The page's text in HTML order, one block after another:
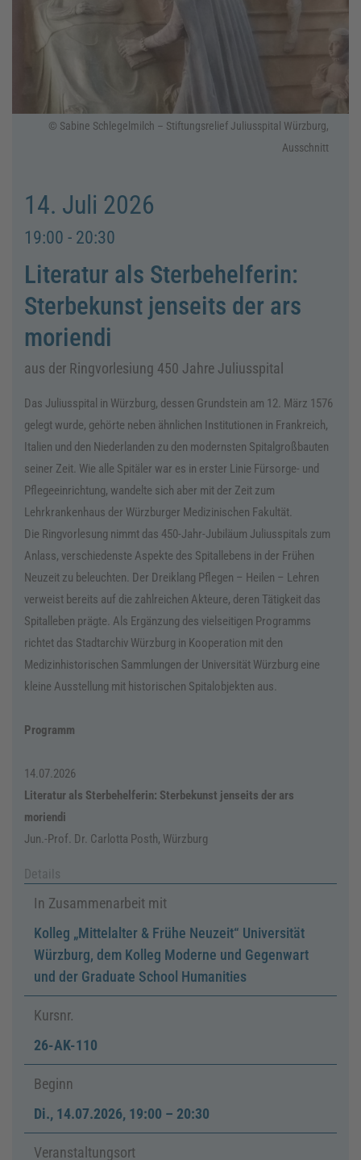
© Sabine Schlegelmilch – Stiftungsrelief Juliusspital Würzburg,
Ausschnitt
14. Juli 2026
19:00 - 20:30
Literatur als Sterbehelferin:
Sterbekunst jenseits der ars
moriendi
aus der Ringvorlesiung 450 Jahre Juliusspital
Das Juliusspital in Würzburg, dessen Grundstein am 12. März 1576
gelegt wurde, gehörte neben ähnlichen Institutionen in Frankreich,
Italien und den Niederlanden zu den modernsten Spitalgroßbauten
seiner Zeit. Wie alle Spitäler war es in erster Linie Fürsorge- und
Pflegeeinrichtung, wandelte sich aber mit der Zeit zum
Lehrkrankenhaus der Würzburger Medizinischen Fakultät.
Die Ringvorlesung nimmt das 450-Jahr-Jubiläum Juliusspitals zum
Anlass, verschiedenste Aspekte des Spitallebens in der Frühen
Neuzeit zu beleuchten. Der Dreiklang Pflegen – Heilen – Lehren
verweist be­reits auf die zahlreichen Akteure, deren Tätigkeit das
Spitalleben präg­te. Als Ergänzung des vielseitigen Programms
richtet das Stadtarchiv Würzburg in Kooperation mit den
Medizinhistorischen Sammlungen der Universität Würzburg eine
kleine Ausstellung mit historischen Spitalobjekten aus.
Programm
14.07.2026
Literatur als Sterbehelferin: Sterbekunst jenseits der ars
moriendi
Jun.-Prof. Dr. Carlotta Posth, Würzburg
Details
In Zusammenarbeit mit
Kolleg „Mittelalter & Frühe Neuzeit“ Universität
Würzburg, dem Kolleg Moderne und Gegenwart
und der Graduate School Humanities
Kursnr.
26-AK-110
Beginn
Di., 14.07.2026, 19:00 – 20:30
Veranstaltungsort